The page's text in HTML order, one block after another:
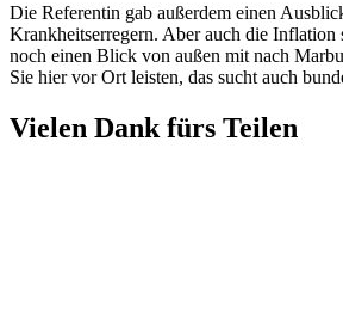
Die Referentin gab außerdem einen
Krankheitserregern. Aber auch die Inflation
noch einen Blick von außen mit nach
Sie hier vor Ort leisten, das sucht auch
Vielen Dank fürs Teilen